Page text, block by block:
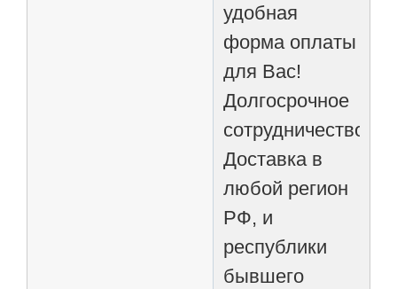
удобная
форма оплаты
для Вас!
Долгосрочное
сотрудничество.
Доставка в
любой регион
РФ, и
республики
бывшего